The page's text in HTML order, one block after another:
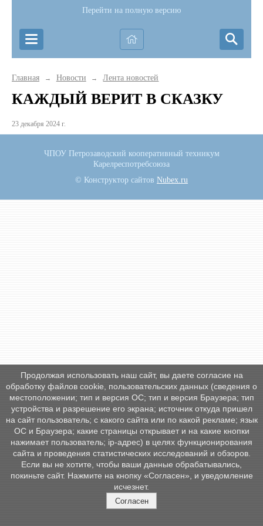
Перейти на полную версию
Главная → Новости → Лента новостей
КАЖДЫЙ ВЕРИТ В СКАЗКУ
23 декабря 2024 г.
ЧПОУ Петрозаводский кооперативный техникум
Карелреспотребсоюза
© Конструктор сайтов Nubex.ru
Продолжая использовать наш сайт, вы даете согласие на
обработку файлов cookie, пользовательских данных (сведения о
местоположении; тип и версия ОС; тип и версия Браузера; тип
устройства и разрешение его экрана; источник откуда пришел
на сайт пользователь; с какого сайта или по какой рекламе; язык
ОС и Браузера; какие страницы открывает и на какие кнопки
нажимает пользователь; ip-адрес) в целях функционирования
сайта и проведения статистических исследований и обзоров.
Если вы не хотите, чтобы ваши данные обрабатывались,
покиньте сайт. Нажмите на кнопку «Согласен», и уведомление
исчезнет.
Согласен